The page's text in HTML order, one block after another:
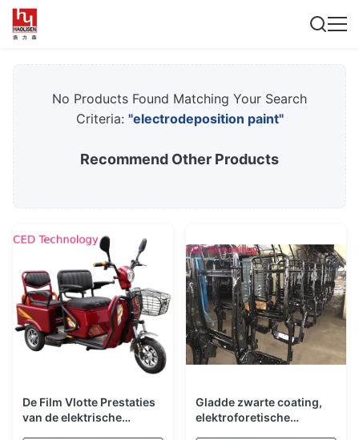
No Products Found Matching Your Search
Criteria: "electrodeposition paint"
Recommend Other Products
De Film Vlotte Prestaties
van de elektrische
Gladde zwarte coating,
elektroforetische